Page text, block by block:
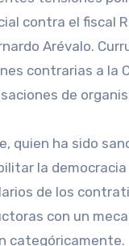
contra el fiscal
Arévalo.
contrarias a
de
quien ha sido
la
de los
con un
categóricamente.